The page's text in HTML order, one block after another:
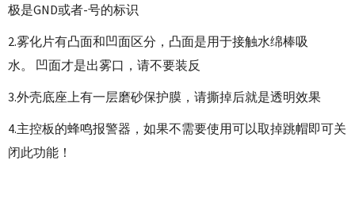
极是GND或者-号的标识
2.雾化片有凸面和凹面区分，凸面是用于接触水绵棒吸
水。 凹面才是出雾口，请不要装反
3.外壳底座上有一层磨砂保护膜，请撕掉后就是透明效果
4.主控板的蜂鸣报警器，如果不需要使用可以取掉跳帽即可关
闭此功能！